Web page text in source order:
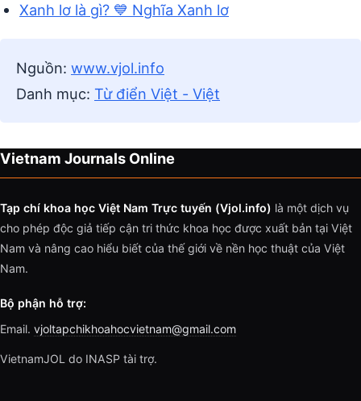
Xanh lơ là gì? 💙 Nghĩa Xanh lơ
Nguồn: www.vjol.info
Danh mục: Từ điển Việt - Việt
Vietnam Journals Online
Tạp chí khoa học Việt Nam Trực tuyến (Vjol.info) là một dịch vụ
cho phép độc giả tiếp cận tri thức khoa học được xuất bản tại Việt
Nam và nâng cao hiểu biết của thế giới về nền học thuật của Việt
Nam.
Bộ phận hỗ trợ:
Email. vjoltapchikhoahocvietnam@gmail.com
VietnamJOL do INASP tài trợ.